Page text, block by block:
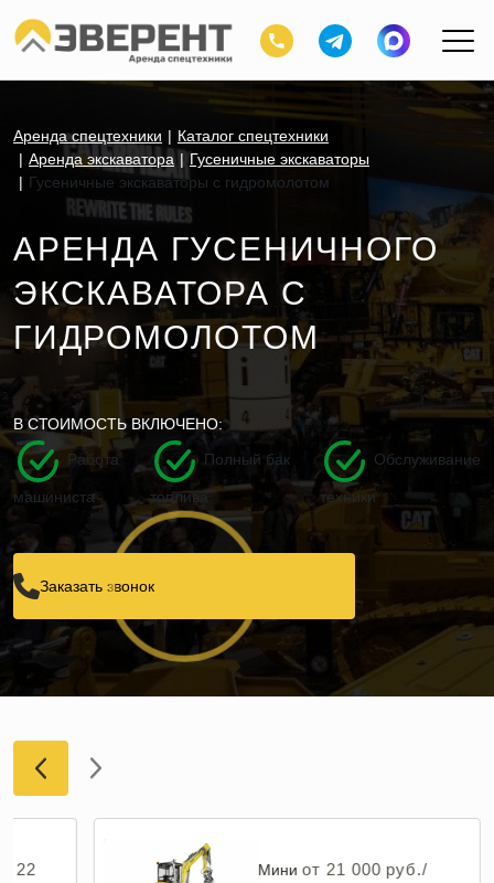
Аренда спецтехники
Каталог спецтехники
Аренда экскаватора
Гусеничные экскаваторы
Гусеничные экскаваторы с гидромолотом
АРЕНДА ГУСЕНИЧНОГО
ЭКСКАВАТОРА С
ГИДРОМОЛОТОМ
В СТОИМОСТЬ ВКЛЮЧЕНО:
Работа
машиниста
Полный бак
топлива
Обслуживание
техники
Заказать звонок
22 Мини от 21 000 руб./